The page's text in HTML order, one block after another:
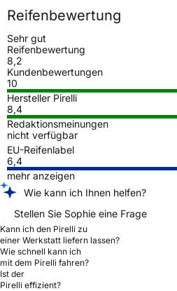
Reifenbewertung
Sehr gut
Reifenbewertung
8,2
Kundenbewertungen
10
Hersteller Pirelli
8,4
Redaktionsmeinungen
nicht verfügbar
EU-Reifenlabel
6,4
mehr anzeigen
Wie kann ich Ihnen helfen?
Stellen Sie Sophie eine Frage
Kann ich den Pirelli zu
einer Werkstatt liefern lassen?
Wie schnell kann ich
mit dem Pirelli fahren?
Ist der
Pirelli effizient?